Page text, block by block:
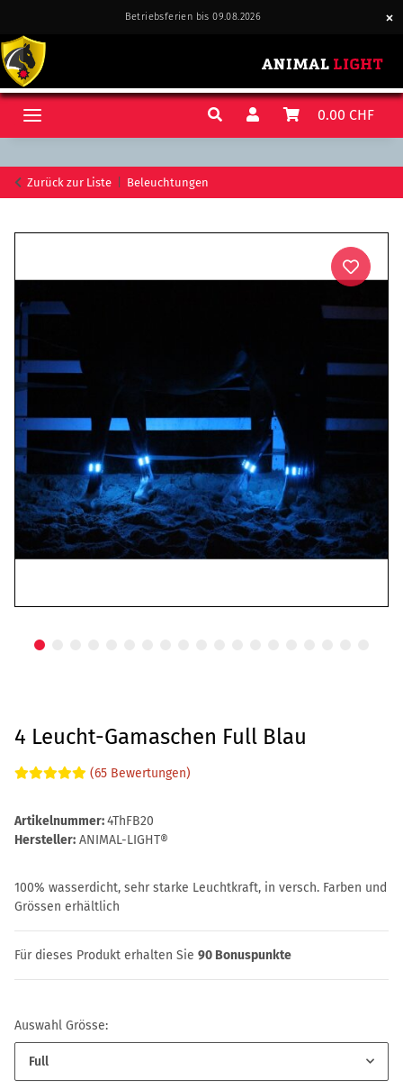
Betriebsferien bis 09.08.2026
0.00 CHF
Zurück zur Liste Beleuchtungen
4 Leucht-Gamaschen Full Blau
(65 Bewertungen)
Artikelnummer:4ThFB20
Hersteller: ANIMAL-LIGHT®
100% wasserdicht, sehr starke Leuchtkraft, in versch. Farben und
Grössen erhältlich
Für dieses Produkt erhalten Sie 90 Bonuspunkte
Auswahl Grösse:
Full